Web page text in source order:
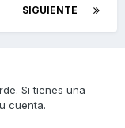
SIGUIENTE
Si tienes una
cuenta.